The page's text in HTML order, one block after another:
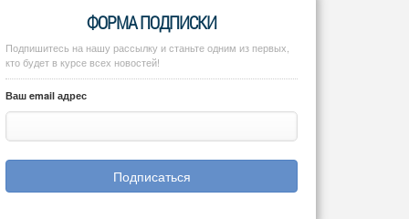
ФОРМА ПОДПИСКИ
Подпишитесь на нашу рассылку и станьте одним из первых,
кто будет в курсе всех новостей!
Ваш email адрес
Подписаться